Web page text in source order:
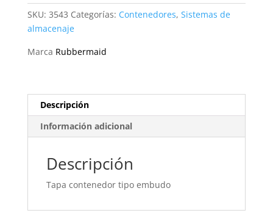
3543
Rubbermaid
cantidad
SKU: 3543 Categorías: Contenedores, Sistemas de
almacenaje
Marca Rubbermaid
Descripción
Información adicional
Descripción
Tapa contenedor tipo embudo